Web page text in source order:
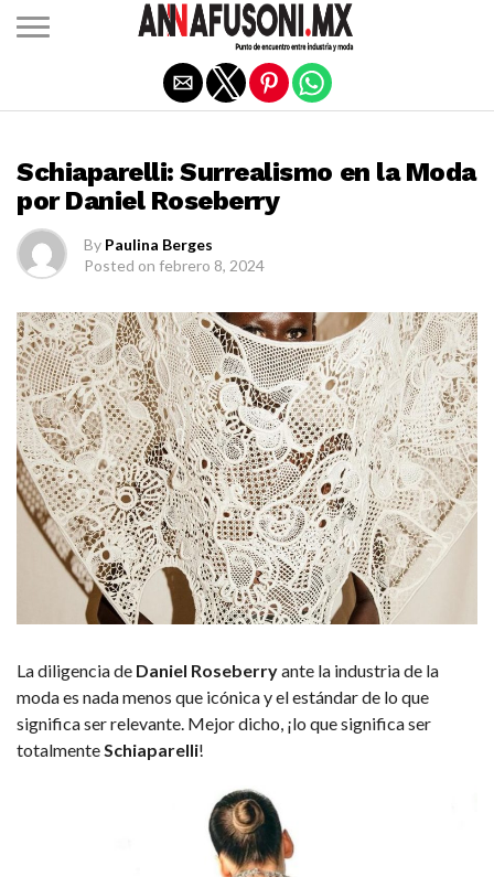
Schiaparelli: Surrealismo en la Moda
por Daniel Roseberry
By Paulina Berges
Posted on febrero 8, 2024
La diligencia de Daniel Roseberryante la industria de la
moda es nada menos que icónica y el estándar de lo que
significa ser relevante. Mejor dicho, ¡lo que significa ser
totalmente Schiaparelli!
Salir de la versión móvil